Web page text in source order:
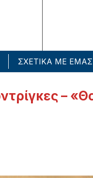
ΣΧΕΤΙΚΑ ΜΕ ΕΜΑΣ
–